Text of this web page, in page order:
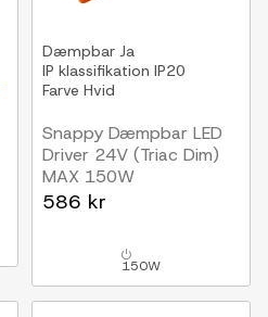
Dæmpbar Ja
IP klassifikation IP20
Farve Hvid
Snappy Dæmpbar LED
Driver 24V (Triac Dim)
MAX 150W
586 kr
150W